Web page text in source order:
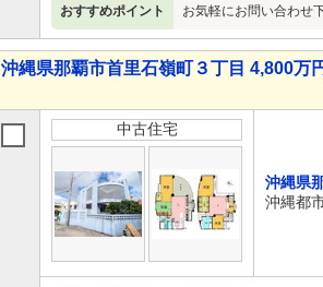
おすすめポイント お気軽にお問い合わせ
沖縄県那覇市首里石嶺町３丁目 4,800万
中古住宅
沖縄県
沖縄都